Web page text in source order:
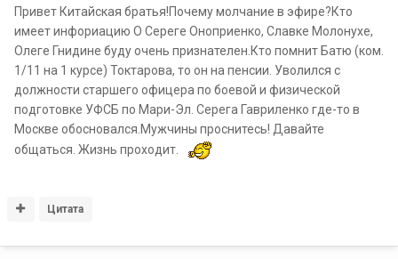
Привет Китайская братья!Почему молчание в эфире?Кто
имеет инфориацию О Сереге Оноприенко, Славке Молонухе,
Олеге Гнидине буду очень признателен.Кто помнит Батю (ком.
1/11 на 1 курсе) Токтарова, то он на пенсии. Уволился с
должности старшего офицера по боевой и физической
подготовке УФСБ по Мари-Эл. Серега Гавриленко где-то в
Москве обосновался.Мужчины проснитесь! Давайте
общаться. Жизнь проходит.
Цитата